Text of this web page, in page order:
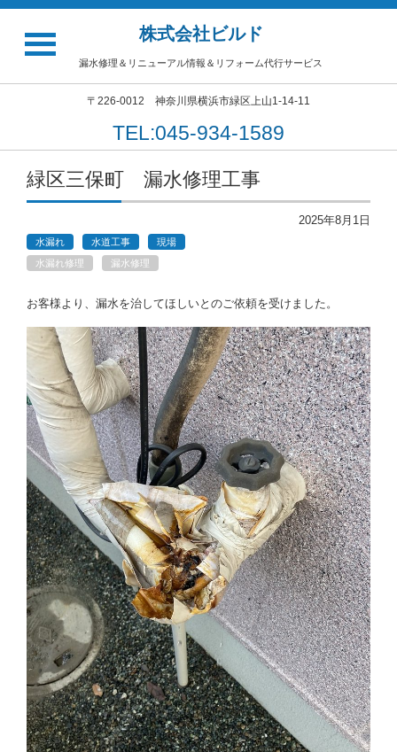
株式会社ビルド
漏水修理＆リニューアル情報＆リフォーム代行サービス
〒226-0012 神奈川県横浜市緑区上山1-14-11
TEL:045-934-1589
緑区三保町 漏水修理工事
2025年8月1日
水漏れ 水道工事
現場
水漏れ修理
漏水修理
お客様より、漏水を治してほしいとのご依頼を受けました。